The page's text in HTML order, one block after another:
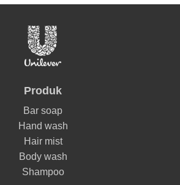
Produk
Bar soap
Hand wash
Hair mist
Body wash
Shampoo